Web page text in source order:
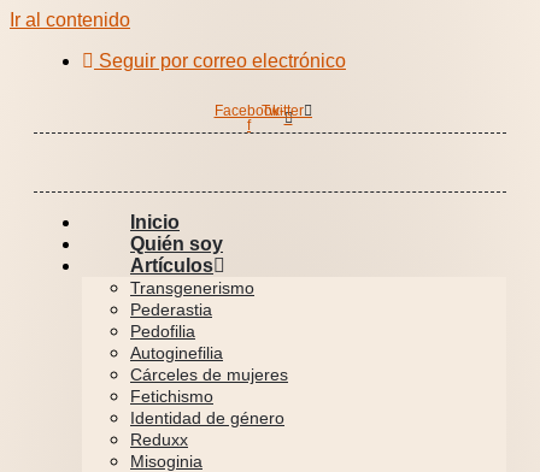
Ir al contenido
Seguir por correo electrónico
Facebook-
f
Twitter
Inicio
Quién soy
Artículos
Transgenerismo
Pederastia
Pedofilia
Autoginefilia
Cárceles de mujeres
Fetichismo
Identidad de género
Reduxx
Misoginia